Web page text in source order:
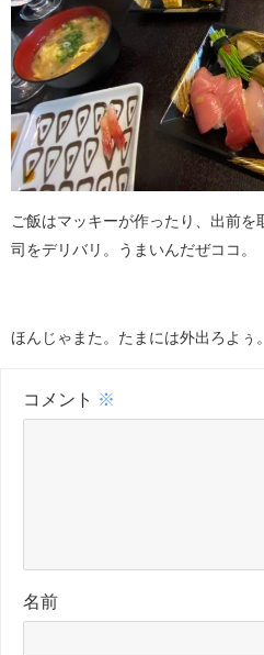
ご飯はマッキーが作ったり、出前
司をデリバリ。うまいんだぜココ。
ほんじゃまた。たまには外出ろよぅ。
コメント ※
名前